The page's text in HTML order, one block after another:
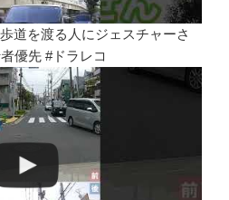
道を渡る人にジェスチャーさ
優先 #ドラレコ